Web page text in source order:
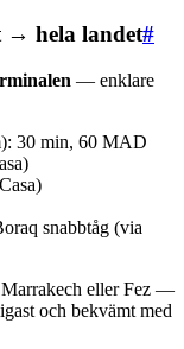
→ hela landet#
— enklare
30 min, 60 MAD
snabbtåg (via
Marrakech eller Fez —
och bekvämt med